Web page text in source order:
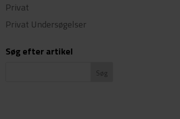
Privat
Privat Undersøgelser
Søg efter artikel